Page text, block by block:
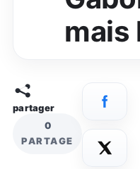
partager
0
PARTAGE
mais